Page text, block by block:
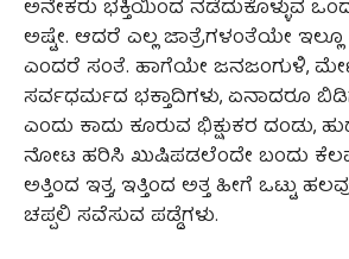
ಅನೇಕರು ಭಕ್ತಿಯಿಂದ ನಡೆದುಕೊಳ್ಳುವ
ಅಷ್ಟೇ. ಆದರೆ ಎಲ್ಲ ಜಾತ್ರೆಗಳಂತೆಯೇ
ಎಂದರೆ ಸಂತೆ. ಹಾಗೆಯೇ ಜನಜಂಗುಳಿ,
ಸರ್ವಧರ್ಮದ ಭಕ್ತಾದಿಗಳು, ಏನಾದರೂ
ಎಂದು ಕಾದು ಕೂರುವ ಭಿಕ್ಷುಕರ ದಂಡು,
ನೋಟ ಹರಿಸಿ ಖುಷಿಪಡಲೆಂದೇ ಬಂದು
ಅತ್ತಿಂದ ಇತ್ತ, ಇತ್ತಿಂದ ಅತ್ತ ಹೀಗೆ ಒಟ್ಟು
ಚಪ್ಪಲಿ ಸವೆಸುವ ಪಡ್ಡೆಗಳು.